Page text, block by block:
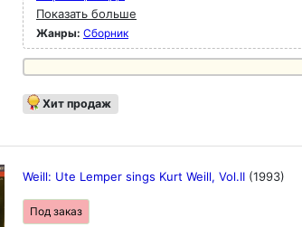
Показать больше
Жанры: Сборник
Хит продаж
Weill: Ute Lemper sings Kurt Weill, Vol.II (1993)
Под заказ